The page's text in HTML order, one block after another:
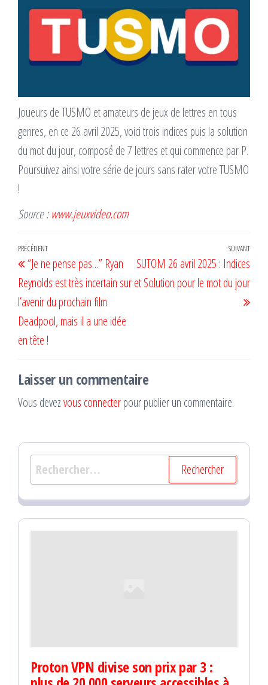
Joueurs de TUSMO et amateurs de jeux de lettres en tous
genres, en ce 26 avril 2025, voici trois indices puis la solution
du mot du jour, composé de 7 lettres et qui commence par P.
Poursuivez ainsi votre série de jours sans rater votre TUSMO
!
Source :www.jeuxvideo.com
Navigation
de
l’article
Article
précédent
PRÉCÉDENT
“Je ne pense pas…” Ryan
Reynolds est très incertain sur
l’avenir du prochain film
Deadpool, mais il a une idée
en tête !
SUIVANT
SUTOM 26 avril 2025 : Indices
et Solution pour le mot du jour
Laisser un commentaire
Vous devezvous connecterpour publier un commentaire.
Rechercher :
Proton VPN divise son prix par 3 :